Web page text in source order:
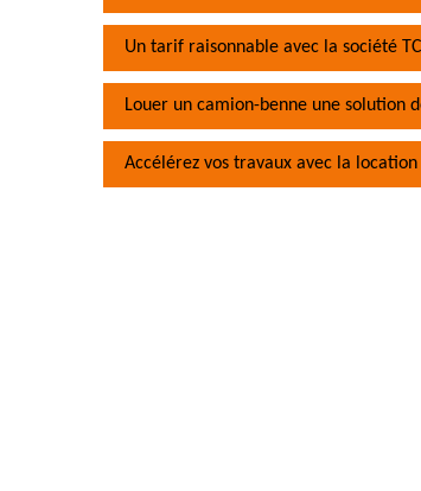
Un tarif raisonnable avec la société
Louer un camion-benne une solution
Accélérez vos travaux avec la